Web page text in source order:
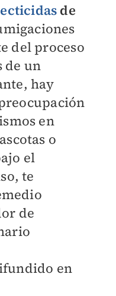
de
del proceso
de un
hay
en
o
el
te
de
en